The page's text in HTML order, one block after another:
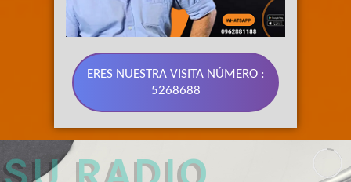
ERES NUESTRA VISITA NÚMERO :
5268688